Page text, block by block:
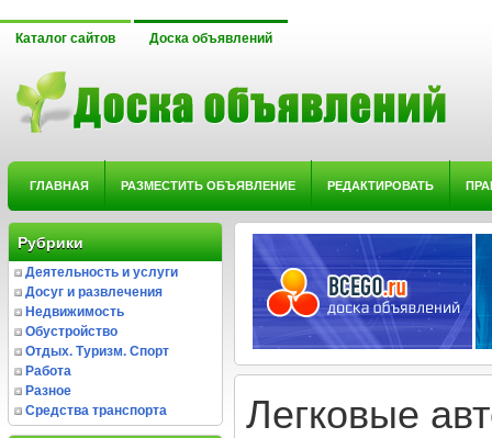
Каталог сайтов Доска объявлений
ГЛАВНАЯ РАЗМЕСТИТЬ ОБЪЯВЛЕНИЕ РЕДАКТИРОВАТЬ
Рубрики
Деятельность и услуги
Досуг и развлечения
Недвижимость
Обустройство
Отдых. Туризм. Спорт
Работа
Разное
Средства транспорта
Легковые